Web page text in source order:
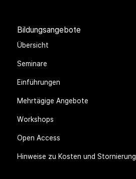
Bildungsangebote
Übersicht
Seminare
Einführungen
Mehrtägige Angebote
Workshops
Open Access
Hinweise zu Kosten und Stornierung